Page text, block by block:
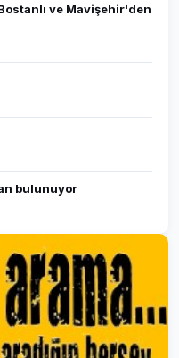
ve Mavişehir'den
bulunuyor